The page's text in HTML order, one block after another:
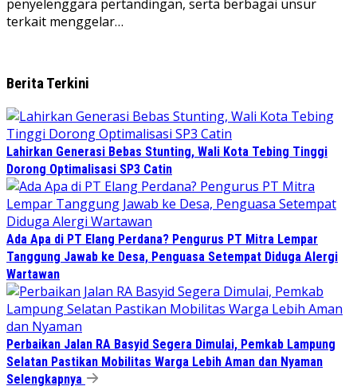
penyelenggara pertandingan, serta berbagai unsur
terkait menggelar…
Berita Terkini
Lahirkan Generasi Bebas Stunting, Wali Kota Tebing Tinggi
Dorong Optimalisasi SP3 Catin
Ada Apa di PT Elang Perdana? Pengurus PT Mitra Lempar
Tanggung Jawab ke Desa, Penguasa Setempat Diduga Alergi
Wartawan
Perbaikan Jalan RA Basyid Segera Dimulai, Pemkab Lampung
Selatan Pastikan Mobilitas Warga Lebih Aman dan Nyaman
Selengkapnya